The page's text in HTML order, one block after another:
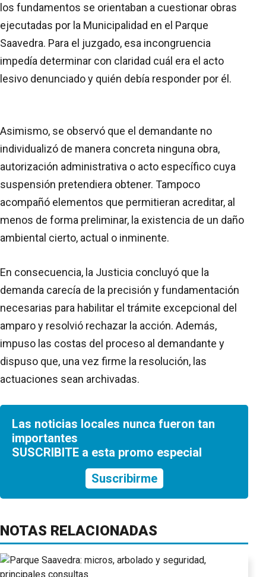
los fundamentos se orientaban a cuestionar obras
ejecutadas por la Municipalidad en el Parque
Saavedra. Para el juzgado, esa incongruencia
impedía determinar con claridad cuál era el acto
lesivo denunciado y quién debía responder por él.
Asimismo, se observó que el demandante no
individualizó de manera concreta ninguna obra,
autorización administrativa o acto específico cuya
suspensión pretendiera obtener. Tampoco
acompañó elementos que permitieran acreditar, al
menos de forma preliminar, la existencia de un daño
ambiental cierto, actual o inminente.
En consecuencia, la Justicia concluyó que la
demanda carecía de la precisión y fundamentación
necesarias para habilitar el trámite excepcional del
amparo y resolvió rechazar la acción. Además,
impuso las costas del proceso al demandante y
dispuso que, una vez firme la resolución, las
actuaciones sean archivadas.
Las noticias locales nunca fueron tan
importantes
SUSCRIBITE a esta promo especial
Suscribirme
NOTAS RELACIONADAS